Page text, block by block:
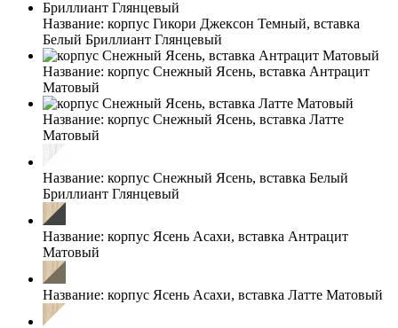
Название: корпус Гикори Джексон Темный, вставка
Белый Бриллиант Глянцевый
Название: корпус Снежный Ясень, вставка Антрацит
Матовый
Название: корпус Снежный Ясень, вставка Латте
Матовый
Название: корпус Снежный Ясень, вставка Белый
Бриллиант Глянцевый
Название: корпус Ясень Асахи, вставка Антрацит
Матовый
Название: корпус Ясень Асахи, вставка Латте Матовый